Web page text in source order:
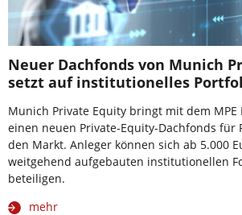
Neuer Dachfonds von Munich
setzt auf institutionelles
Munich Private Equity bringt mit dem MPE
einen neuen Private-Equity-Dachfonds für
den Markt. Anleger können sich ab 5.000
weitgehend aufgebauten institutionellen
beteiligen.
mehr